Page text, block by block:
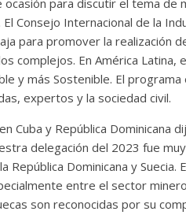
para discutir el tema
Consejo Internacional de la
para promover la realización
complejos. En América Latina,
y más Sostenible. El
expertos y la sociedad civil.
Cuba y República Dominicana
delegación del 2023 fue
Dominicana y Suecia.
entre el sector
son reconocidas por su